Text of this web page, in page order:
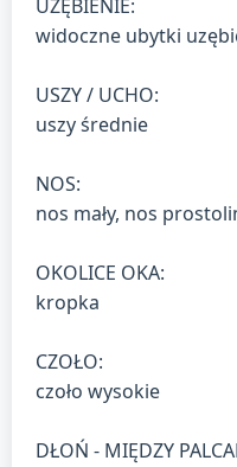
UZĘBIENIE:
widoczne ubytki
USZY / UCHO:
uszy średnie
NOS:
nos mały, nos
OKOLICE OKA:
kropka
CZOŁO:
czoło wysokie
DŁOŃ - MIĘDZY